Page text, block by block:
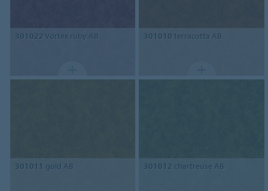
301022 Vortex ruby AB 301010 terracotta AB
301011 gold AB 301012 chartreuse AB